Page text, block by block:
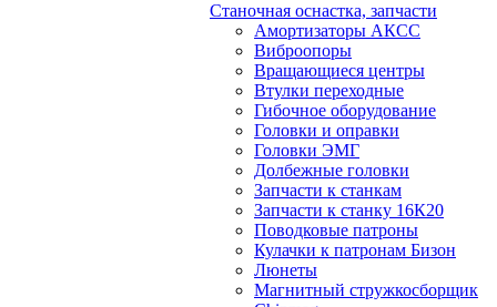
Станочная оснастка, запчасти
Амортизаторы АКСС
Виброопоры
Вращающиеся центры
Втулки переходные
Гибочное оборудование
Головки и оправки
Головки ЭМГ
Долбежные головки
Запчасти к станкам
Запчасти к станку 16К20
Поводковые патроны
Кулачки к патронам Бизон
Люнеты
Магнитный стружкосборщик